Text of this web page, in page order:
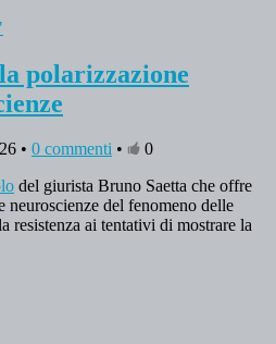
polarizzazione
• 0 commenti •
0
del giurista Bruno Saetta che offre
neuroscienze del fenomeno delle
resistenza ai tentativi di mostrare la